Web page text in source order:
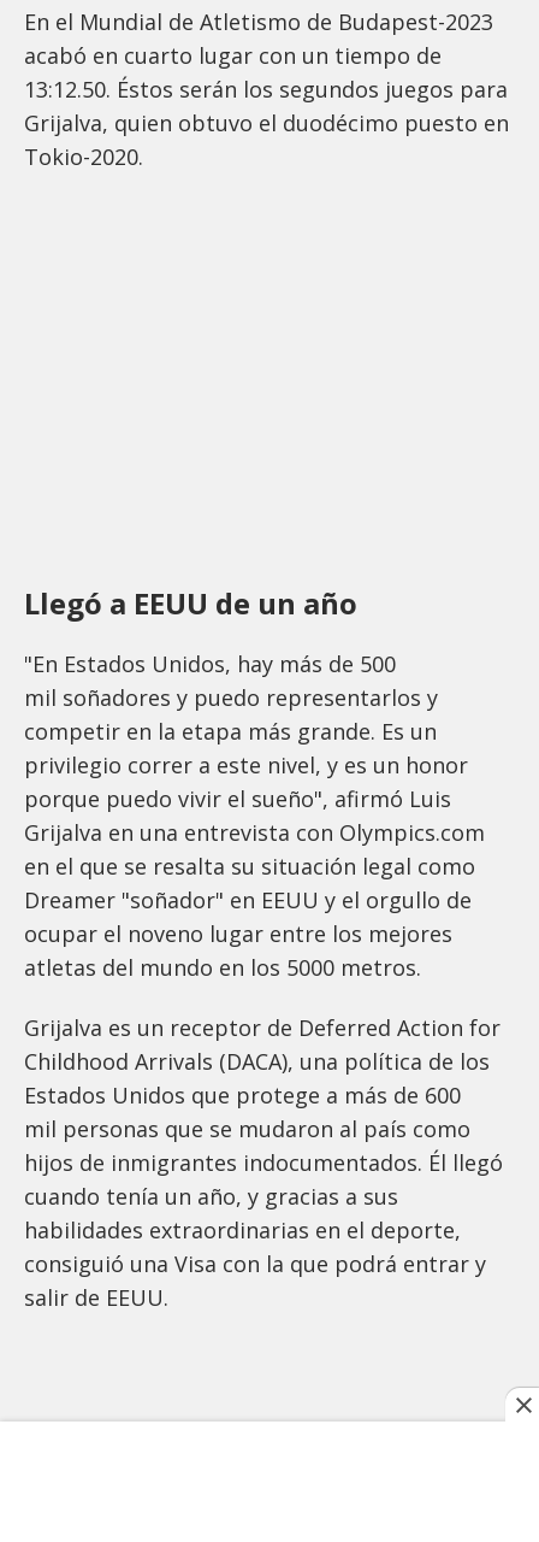
En el Mundial de Atletismo de Budapest-2023
acabó en cuarto lugar con un tiempo de
13:12.50. Éstos serán los segundos juegos para
Grijalva, quien obtuvo el duodécimo puesto en
Tokio-2020.
Llegó a EEUU de un año
"En Estados Unidos, hay más de 500
mil soñadores y puedo representarlos y
competir en la etapa más grande. Es un
privilegio correr a este nivel, y es un honor
porque puedo vivir el sueño", afirmó Luis
Grijalva en una entrevista con Olympics.com
en el que se resalta su situación legal como
Dreamer "soñador" en EEUU y el orgullo de
ocupar el noveno lugar entre los mejores
atletas del mundo en los 5000 metros.
Grijalva es un receptor de Deferred Action for
Childhood Arrivals (DACA), una política de los
Estados Unidos que protege a más de 600
mil personas que se mudaron al país como
hijos de inmigrantes indocumentados. Él llegó
cuando tenía un año, y gracias a sus
habilidades extraordinarias en el deporte,
consiguió una Visa con la que podrá entrar y
salir de EEUU.